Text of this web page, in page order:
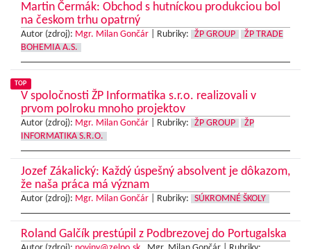
Martin Čermák: Obchod s hutníckou produkciou bol
na českom trhu opatrný
Autor (zdroj): Mgr. Milan Gončár Rubriky: ŽP GROUP
ŽP TRADE
BOHEMIA A.S.
TOP
V spoločnosti ŽP Informatika s.r.o. realizovali v
prvom polroku mnoho projektov
Autor (zdroj): Mgr. Milan Gončár Rubriky: ŽP GROUP
ŽP
INFORMATIKA S.R.O.
Jozef Zákalický: Každý úspešný absolvent je dôkazom,
že naša práca má význam
Autor (zdroj): Mgr. Milan Gončár Rubriky: SÚKROMNÉ ŠKOLY
Roland Galčík prestúpil z Podbrezovej do Portugalska